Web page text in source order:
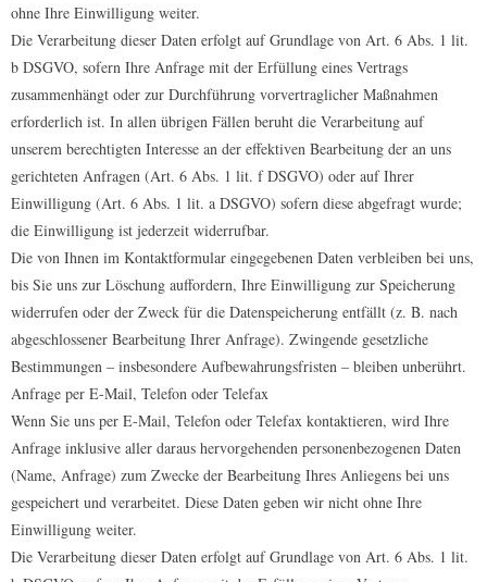
ohne Ihre Einwilligung weiter.
Die Verarbeitung dieser Daten erfolgt auf Grundlage von Art. 6 Abs. 1 lit.
b DSGVO, sofern Ihre Anfrage mit der Erfüllung eines Vertrags
zusammenhängt oder zur Durchführung vorvertraglicher Maßnahmen
erforderlich ist. In allen übrigen Fällen beruht die Verarbeitung auf
unserem berechtigten Interesse an der effektiven Bearbeitung der an uns
gerichteten Anfragen (Art. 6 Abs. 1 lit. f DSGVO) oder auf Ihrer
Einwilligung (Art. 6 Abs. 1 lit. a DSGVO) sofern diese abgefragt wurde;
die Einwilligung ist jederzeit widerrufbar.
Die von Ihnen im Kontaktformular eingegebenen Daten verbleiben bei uns,
bis Sie uns zur Löschung auffordern, Ihre Einwilligung zur Speicherung
widerrufen oder der Zweck für die Datenspeicherung entfällt (z. B. nach
abgeschlossener Bearbeitung Ihrer Anfrage). Zwingende gesetzliche
Bestimmungen – insbesondere Aufbewahrungsfristen – bleiben unberührt.
Anfrage per E-Mail, Telefon oder Telefax
Wenn Sie uns per E-Mail, Telefon oder Telefax kontaktieren, wird Ihre
Anfrage inklusive aller daraus hervorgehenden personenbezogenen Daten
(Name, Anfrage) zum Zwecke der Bearbeitung Ihres Anliegens bei uns
gespeichert und verarbeitet. Diese Daten geben wir nicht ohne Ihre
Einwilligung weiter.
Die Verarbeitung dieser Daten erfolgt auf Grundlage von Art. 6 Abs. 1 lit.